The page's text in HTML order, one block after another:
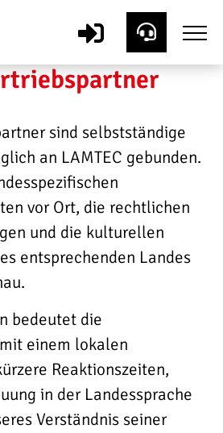
sind selbstständige
an LAMTEC gebunden.
vor Ort, die rechtlichen
und die kulturellen
entsprechenden Landes
bedeutet die
einem lokalen
Reaktionszeiten,
in der Landessprache
Verständnis seiner